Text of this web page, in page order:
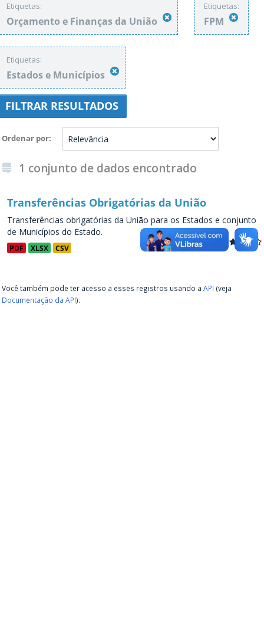
Etiquetas:
Orçamento e Finanças da União
Etiquetas:
FPM
Etiquetas:
Estados e Municípios
FILTRAR RESULTADOS
Ordenar por
1 conjunto de dados encontrado
Transferências Obrigatórias da União
Transferências obrigatórias da União para os Estados e conjunto
de Municípios do Estado.
PDF XLSX CSV
Você também pode ter acesso a esses registros usando a API (veja
Documentação da API).